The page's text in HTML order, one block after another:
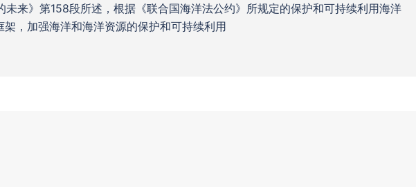
未来》第158段所述，根据《联合国海洋法公约》所规定的保护和可持续利用海洋
架，加强海洋和海洋资源的保护和可持续利用